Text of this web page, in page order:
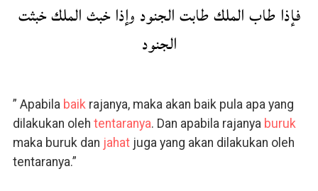
فإذا طاب الملك طابت الجنود وإذا خبث الملك خبثت
الجنود
” Apabila baikrajanya, maka akan baik pula apa yang
dilakukan oleh tentaranya. Dan apabila rajanya buruk
maka buruk dan jahatjuga yang akan dilakukan oleh
tentaranya.”